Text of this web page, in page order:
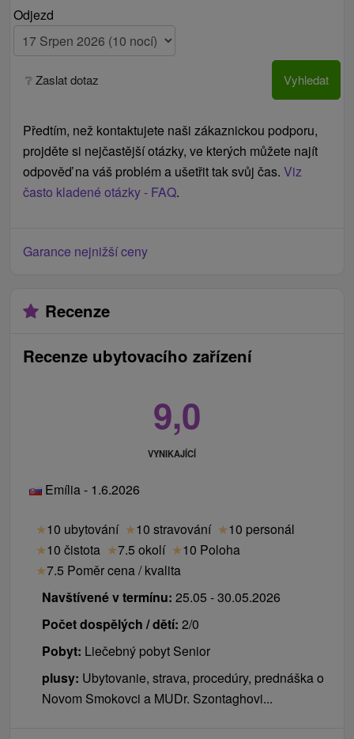
Odjezd
❔ Zaslat dotaz Vyhledat
Předtím, než kontaktujete naši zákaznickou podporu,
projděte si nejčastější otázky, ve kterých můžete najít
odpověď na váš problém a ušetřit tak svůj čas. Viz
často kladené otázky - FAQ.
Garance nejnižší ceny
Recenze
Recenze ubytovacího zařízení
9,0
VYNIKAJÍCÍ
Emília - 1.6.2026
★10 ubytování ★10 stravování ★10 personál
★10 čistota ★7.5 okolí ★10 Poloha
★7.5 Poměr cena / kvalita
Navštívené v termínu: 25.05 - 30.05.2026
Počet dospělých / dětí: 2/0
Pobyt: Liečebný pobyt Senior
plusy: Ubytovanie, strava, procedúry, prednáška o
Novom Smokovci a MUDr. Szontaghovi...